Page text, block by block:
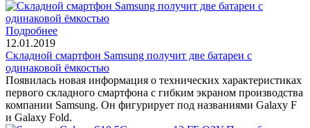
Подробнее
12.01.2019
Складной смартфон Samsung получит две батареи с
одинаковой ёмкостью
Появилась новая информация о технических характеристиках
первого складного смартфона с гибким экраном производства
компании Samsung. Он фигурирует под названиями Galaxy F
и Galaxy Fold.